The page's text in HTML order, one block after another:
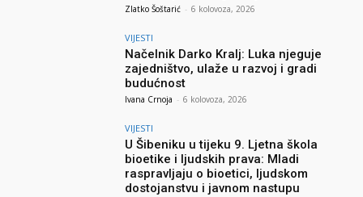
Zlatko Šoštarić - 6 kolovoza, 2026
VIJESTI
Načelnik Darko Kralj: Luka njeguje
zajedništvo, ulaže u razvoj i gradi
budućnost
Ivana Crnoja - 6 kolovoza, 2026
VIJESTI
U Šibeniku u tijeku 9. Ljetna škola
bioetike i ljudskih prava: Mladi
raspravljaju o bioetici, ljudskom
dostojanstvu i javnom nastupu